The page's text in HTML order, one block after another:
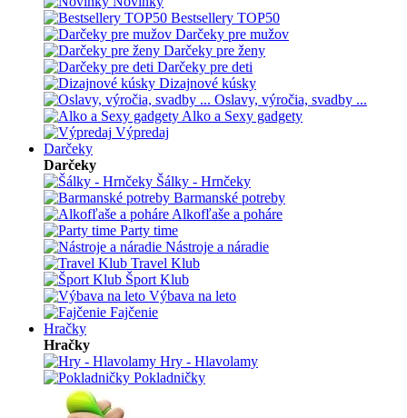
Bestsellery TOP50
Darčeky pre mužov
Darčeky pre ženy
Darčeky pre deti
Dizajnové kúsky
Oslavy, výročia, svadby ...
Alko a Sexy gadgety
Výpredaj
Darčeky
Darčeky
Šálky - Hrnčeky
Barmanské potreby
Alkofľaše a poháre
Party time
Nástroje a náradie
Travel Klub
Šport Klub
Výbava na leto
Fajčenie
Hračky
Hračky
Hry - Hlavolamy
Pokladničky